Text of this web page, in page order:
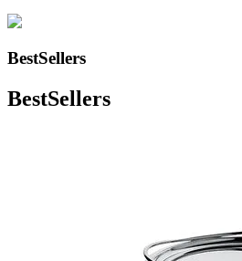
BestSellers
BestSellers